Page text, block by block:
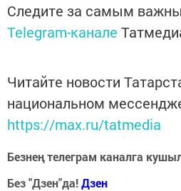
Следите за самым
Telegram-канале
Читайте новости
национальном
https://max.ru/tatmedia
Безнең телеграм каналга
Без "Дзен"да!Дзен